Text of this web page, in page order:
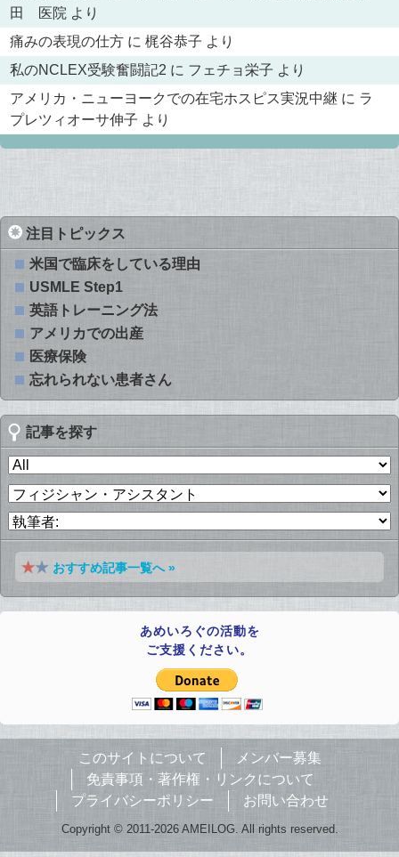
田 医院 より
痛みの表現の仕方 に 梶谷恭子 より
私のNCLEX受験奮闘記2 に フェチョ栄子 より
アメリカ・ニューヨークでの在宅ホスピス実況中継 に ラ
プレツィオーサ伸子 より
注目トピックス
米国で臨床をしている理由
USMLE Step1
英語トレーニング法
アメリカでの出産
医療保険
忘れられない患者さん
記事を探す
おすすめ記事一覧へ »
あめいろぐの活動を
ご支援ください。
このサイトについて
メンバー募集
免責事項・著作権・リンクについて
プライバシーポリシー
お問い合わせ
Copyright © 2011-2026 AMEILOG. All rights reserved.